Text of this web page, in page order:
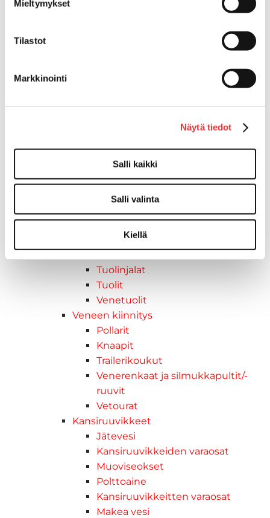
Mieltymykset
Tilastot
Markkinointi
Näytä tiedot
Salli kaikki
Salli valinta
Kiellä
Reuna-, köli-, törmäyslistat ja kansikate
SUP-laudan telineet
Kuljetusrampit
Askelmat
Kuljetusramppien tarvikkeet
Taavetit
Venetuolit ja -tuolinjalat
Tuolinjalat
Tuolit
Venetuolit
Veneen kiinnitys
Pollarit
Knaapit
Trailerikoukut
Venerenkaat ja silmukkapultit/-
ruuvit
Vetourat
Kansiruuvikkeet
Jätevesi
Kansiruuvikkeiden varaosat
Muoviseokset
Polttoaine
Kansiruuvikkeitten varaosat
Makea vesi